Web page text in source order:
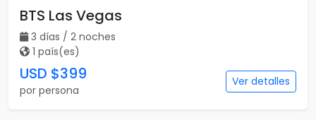
BTS Las Vegas
3 días / 2 noches
1 país(es)
USD $399
por persona
Ver detalles